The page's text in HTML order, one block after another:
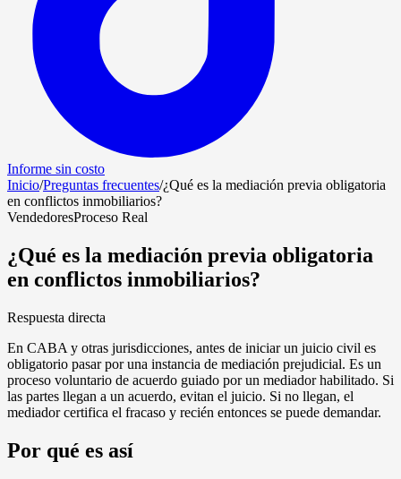
Informe sin costo
Inicio/Preguntas frecuentes/¿Qué es la mediación previa obligatoria
en conflictos inmobiliarios?
VendedoresProceso Real
¿Qué es la mediación previa obligatoria
en conflictos inmobiliarios?
Respuesta directa
En CABA y otras jurisdicciones, antes de iniciar un juicio civil es
obligatorio pasar por una instancia de mediación prejudicial. Es un
proceso voluntario de acuerdo guiado por un mediador habilitado. Si
las partes llegan a un acuerdo, evitan el juicio. Si no llegan, el
mediador certifica el fracaso y recién entonces se puede demandar.
Por qué es así